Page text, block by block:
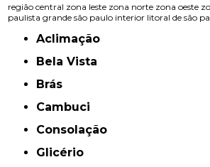
região central zona leste zona norte zona oeste
paulista grande são paulo interior litoral de são
Aclimação
Bela Vista
Brás
Cambuci
Consolação
Glicério